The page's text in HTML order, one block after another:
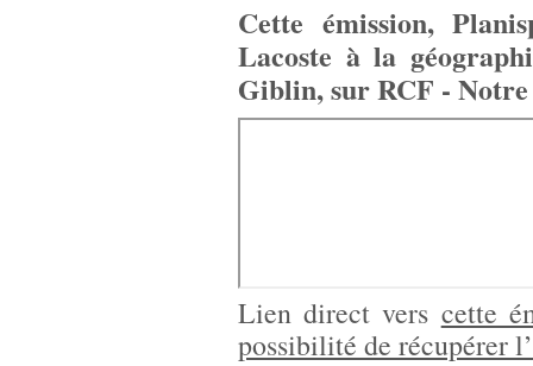
Cette émission,
Lacoste à la
Giblin, sur RCF -
Lien direct vers cette
possibilité de récupérer